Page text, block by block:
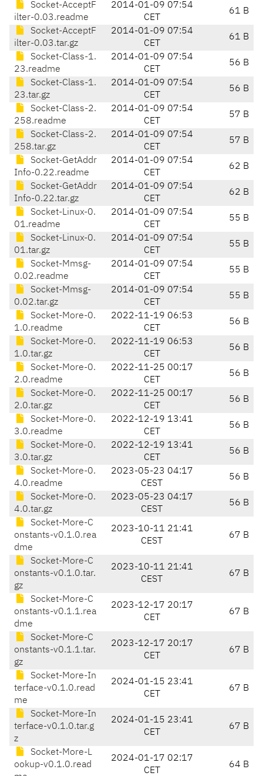
Socket-AcceptF
ilter-0.03.readme
2014-01-09 07:54
CET
61 B
Socket-AcceptF
ilter-0.03.tar.gz
2014-01-09 07:54
CET
61 B
Socket-Class-1.
23.readme
2014-01-09 07:54
CET
56 B
Socket-Class-1.
23.tar.gz
2014-01-09 07:54
CET
56 B
Socket-Class-2.
258.readme
2014-01-09 07:54
CET
57 B
Socket-Class-2.
258.tar.gz
2014-01-09 07:54
CET
57 B
Socket-GetAddr
Info-0.22.readme
2014-01-09 07:54
CET
62 B
Socket-GetAddr
Info-0.22.tar.gz
2014-01-09 07:54
CET
62 B
Socket-Linux-0.
01.readme
2014-01-09 07:54
CET
55 B
Socket-Linux-0.
01.tar.gz
2014-01-09 07:54
CET
55 B
Socket-Mmsg-
0.02.readme
2014-01-09 07:54
CET
55 B
Socket-Mmsg-
0.02.tar.gz
2014-01-09 07:54
CET
55 B
Socket-More-0.
1.0.readme
2022-11-19 06:53
CET
56 B
Socket-More-0.
1.0.tar.gz
2022-11-19 06:53
CET
56 B
Socket-More-0.
2.0.readme
2022-11-25 00:17
CET
56 B
Socket-More-0.
2.0.tar.gz
2022-11-25 00:17
CET
56 B
Socket-More-0.
3.0.readme
2022-12-19 13:41
CET
56 B
Socket-More-0.
3.0.tar.gz
2022-12-19 13:41
CET
56 B
Socket-More-0.
4.0.readme
2023-05-23 04:17
CEST
56 B
Socket-More-0.
4.0.tar.gz
2023-05-23 04:17
CEST
56 B
Socket-More-C
onstants-v0.1.0.rea
dme
2023-10-11 21:41
CEST
67 B
Socket-More-C
onstants-v0.1.0.tar.
gz
2023-10-11 21:41
CEST
67 B
Socket-More-C
onstants-v0.1.1.rea
dme
2023-12-17 20:17
CET
67 B
Socket-More-C
onstants-v0.1.1.tar.
gz
2023-12-17 20:17
CET
67 B
Socket-More-In
terface-v0.1.0.read
me
2024-01-15 23:41
CET
67 B
Socket-More-In
terface-v0.1.0.tar.g
z
2024-01-15 23:41
CET
67 B
Socket-More-L
ookup-v0.1.0.read
2024-01-17 02:17
CET
64 B